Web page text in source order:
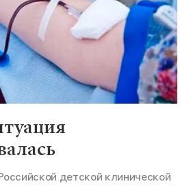
детской клинической